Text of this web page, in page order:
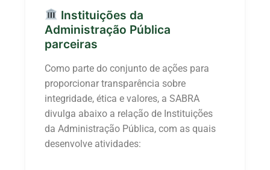
Instituições da
Administração Pública
parceiras
Como parte do conjunto de ações para
proporcionar transparência sobre
integridade, ética e valores, a SABRA
divulga abaixo a relação de Instituições
da Administração Pública, com as quais
desenvolve atividades: